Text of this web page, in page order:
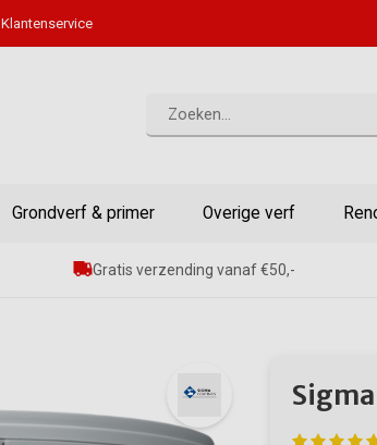
Klantenservice
Grondverf & primer Overige verf
Gratis verzending vanaf €50,-